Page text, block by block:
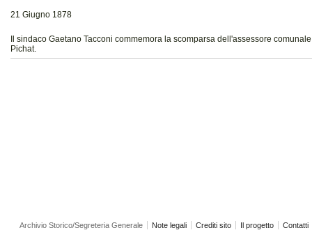
21 Giugno 1878
Il sindaco Gaetano Tacconi commemora la scomparsa dell'assessore
Pichat.
Archivio Storico/Segreteria Generale Note legali Crediti sito Il progetto Contatti